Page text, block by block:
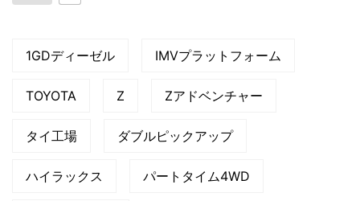
1GDディーゼル IMVプラットフォーム
TOYOTA Z Zアドベンチャー
タイ工場 ダブルピックアップ
ハイラックス パートタイム4WD